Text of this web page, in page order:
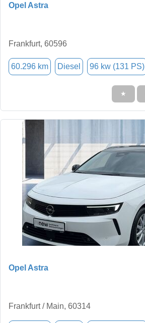
Opel Astra
Frankfurt, 60596
60.296 km Diesel 96 kw (131 PS)
★
Opel Astra
Frankfurt / Main, 60314